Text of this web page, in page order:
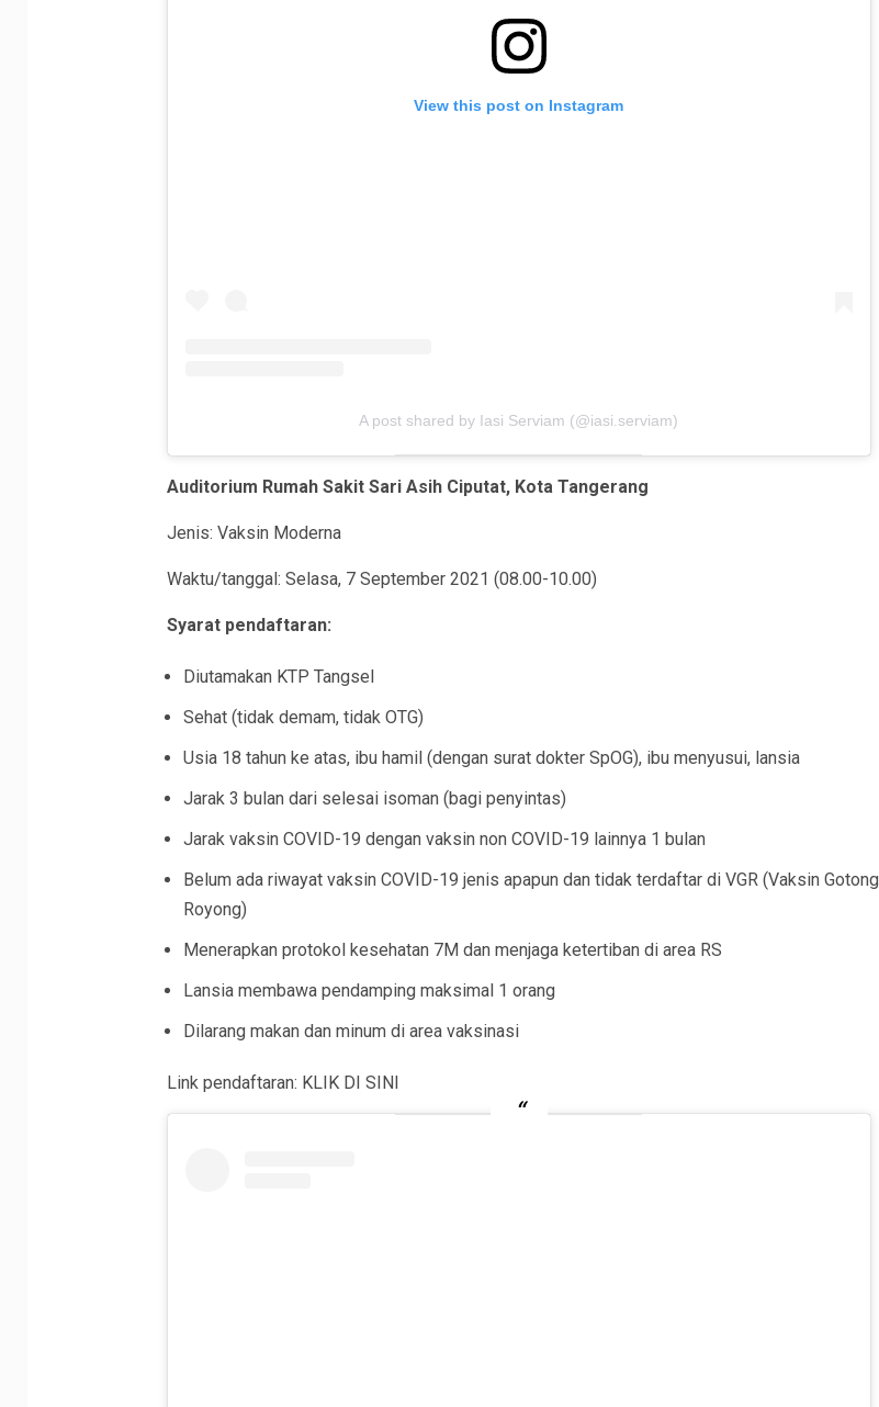
View this post on Instagram
A post shared by Iasi Serviam (@iasi.serviam)
Auditorium Rumah Sakit Sari Asih Ciputat, Kota Tangerang
Jenis: Vaksin Moderna
Waktu/tanggal: Selasa, 7 September 2021 (08.00-10.00)
Syarat pendaftaran:
Diutamakan KTP Tangsel
Sehat (tidak demam, tidak OTG)
Usia 18 tahun ke atas, ibu hamil (dengan surat dokter SpOG), ibu menyusui, lansia
Jarak 3 bulan dari selesai isoman (bagi penyintas)
Jarak vaksin COVID-19 dengan vaksin non COVID-19 lainnya 1 bulan
Belum ada riwayat vaksin COVID-19 jenis apapun dan tidak terdaftar di VGR (Vaksin Gotong
Royong)
Menerapkan protokol kesehatan 7M dan menjaga ketertiban di area RS
Lansia membawa pendamping maksimal 1 orang
Dilarang makan dan minum di area vaksinasi
Link pendaftaran: KLIK DI SINI